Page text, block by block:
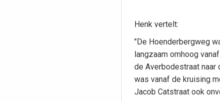
Henk vertelt:
"De Hoenderbergweg
langzaam omhoog
de Averbodestraat naar
was vanaf de kruising
Jacob Catstraat ook